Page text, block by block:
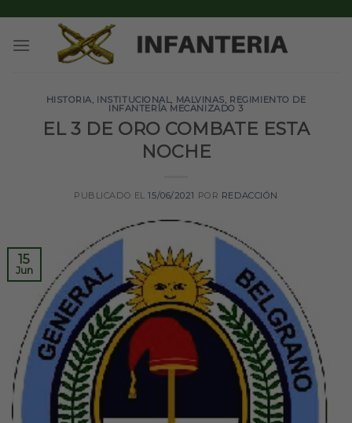
content
HISTORIA, INSTITUCIONAL, MALVINAS, REGIMIENTO DE
INFANTERÍA MECANIZADO 3
EL 3 DE ORO COMBATE ESTA
NOCHE
PUBLICADO EL15/06/2021 POR REDACCIÓN
15
Jun